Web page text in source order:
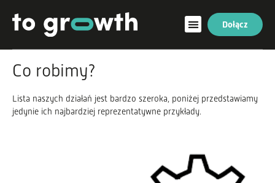
Dołącz
Co robimy?
Lista naszych działań jest bardzo szeroka, poniżej przedstawiamy
jedynie ich najbardziej reprezentatywne przykłady.